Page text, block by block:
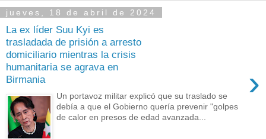
jueves, 18 de abril de 2024
La ex líder Suu Kyi es
trasladada de prisión a arresto
domiciliario mientras la crisis
humanitaria se agrava en
Birmania
›
Un portavoz militar explicó que su traslado se
debía a que el Gobierno quería prevenir "golpes
de calor en presos de edad avanzada...